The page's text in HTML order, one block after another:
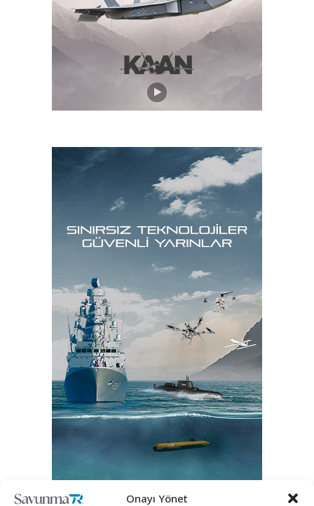
Onayı Yönet